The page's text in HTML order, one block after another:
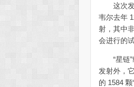
这次发
韦尔去年
射，其中
会进行的试
“星链”
发射外，
的 1584